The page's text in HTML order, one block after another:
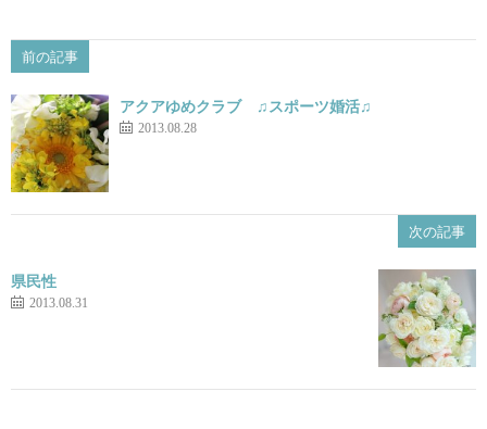
前の記事
アクアゆめクラブ ♫スポーツ婚活♫
2013.08.28
次の記事
県民性
2013.08.31